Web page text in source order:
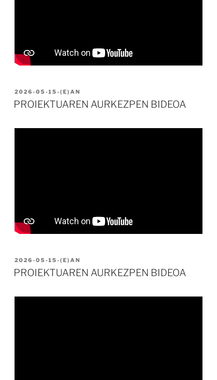
2026-05-15 -(E)AN
PROIEKTUAREN AURKEZPEN BIDEOA
2026-05-15 -(E)AN
PROIEKTUAREN AURKEZPEN BIDEOA